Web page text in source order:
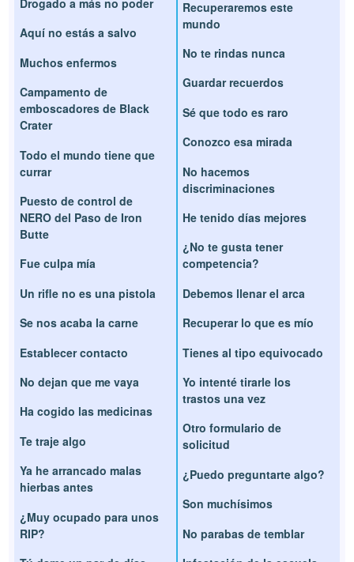
Drogado a más no poder
Aquí no estás a salvo
Muchos enfermos
Campamento de
emboscadores de Black
Crater
Todo el mundo tiene que
currar
Puesto de control de
NERO del Paso de Iron
Butte
Fue culpa mía
Un rifle no es una pistola
Se nos acaba la carne
Establecer contacto
No dejan que me vaya
Ha cogido las medicinas
Te traje algo
Ya he arrancado malas
hierbas antes
¿Muy ocupado para unos
RIP?
Recuperaremos este
mundo
No te rindas nunca
Guardar recuerdos
Sé que todo es raro
Conozco esa mirada
No hacemos
discriminaciones
He tenido días mejores
¿No te gusta tener
competencia?
Debemos llenar el arca
Recuperar lo que es mío
Tienes al tipo equivocado
Yo intenté tirarle los
trastos una vez
Otro formulario de
solicitud
¿Puedo preguntarte algo?
Son muchísimos
No parabas de temblar